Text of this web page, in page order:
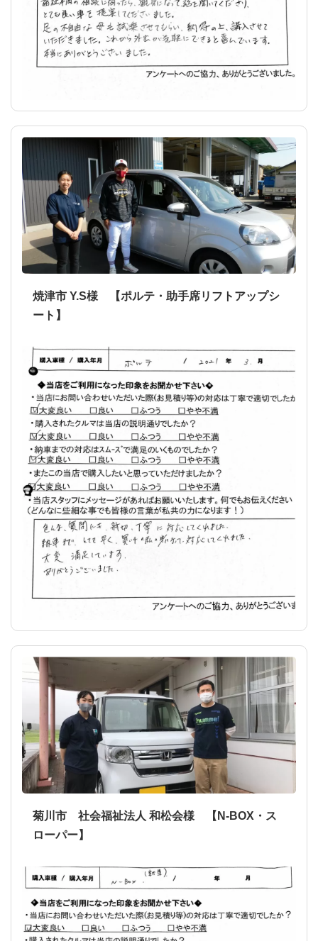
焼津市 Y.S様 【ポルテ・助手席リフトアップシ
ート】
菊川市 社会福祉法人 和松会様 【N-BOX・ス
ローパー】